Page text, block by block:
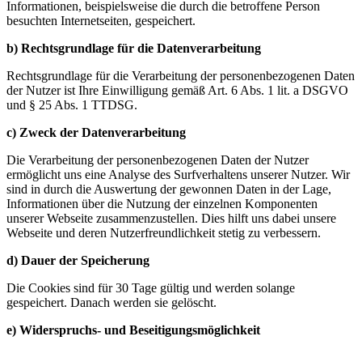
Informationen, beispielsweise die durch die betroffene Person
besuchten Internetseiten, gespeichert.
b) Rechtsgrundlage für die Datenverarbeitung
Rechtsgrundlage für die Verarbeitung der personenbezogenen Daten
der Nutzer ist Ihre Einwilligung gemäß Art. 6 Abs. 1 lit. a DSGVO
und § 25 Abs. 1 TTDSG.
c) Zweck der Datenverarbeitung
Die Verarbeitung der personenbezogenen Daten der Nutzer
ermöglicht uns eine Analyse des Surfverhaltens unserer Nutzer. Wir
sind in durch die Auswertung der gewonnen Daten in der Lage,
Informationen über die Nutzung der einzelnen Komponenten
unserer Webseite zusammenzustellen. Dies hilft uns dabei unsere
Webseite und deren Nutzerfreundlichkeit stetig zu verbessern.
d) Dauer der Speicherung
Die Cookies sind für 30 Tage gültig und werden solange
gespeichert. Danach werden sie gelöscht.
e) Widerspruchs- und Beseitigungsmöglichkeit